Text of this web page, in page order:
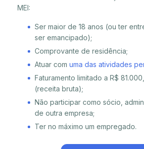
MEI:
Ser maior de 18 anos (ou ter
ser emancipado);
Comprovante de residência;
Atuar com uma das atividades
Faturamento limitado a R$
(receita bruta);
Não participar como sócio,
de outra empresa;
Ter no máximo um empregado.